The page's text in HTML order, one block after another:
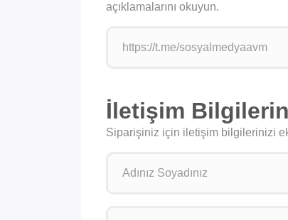
açıklamalarını okuyun.
İletişim
Siparişiniz için iletişim bilgilerinizi